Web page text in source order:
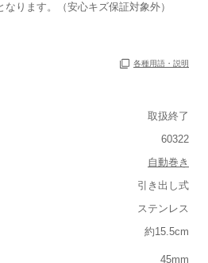
ります。（安心キズ保証対象外）
各種用語・説明
取扱終了
60322
自動巻き
引き出し式
ステンレス
約15.5cm
45mm